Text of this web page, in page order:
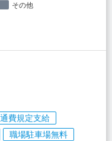
その他
費規定支給
職場駐車場無料